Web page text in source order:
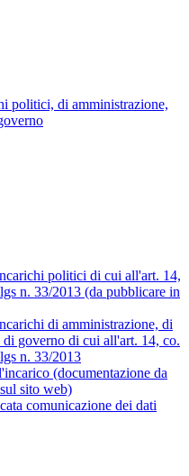
politici, di amministrazione,
politici di cui all'art. 14,
n. 33/2013 (da pubblicare in
di amministrazione, di
di governo di cui all'art. 14, co.
n. 33/2013
(documentazione da
sito web)
comunicazione dei dati